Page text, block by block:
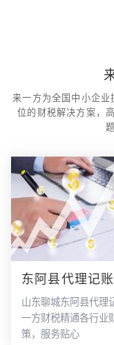
来一方为全国中小企
位的财税解决方案，
东阿县代理记账
山东聊城东阿县代理
一方财税精通各行业
策，服务贴心